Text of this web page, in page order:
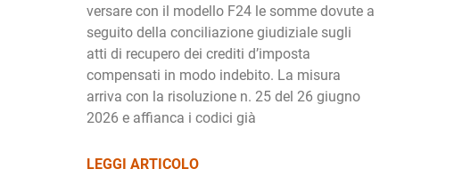
versare con il modello F24 le somme dovute a
seguito della conciliazione giudiziale sugli
atti di recupero dei crediti d’imposta
compensati in modo indebito. La misura
arriva con la risoluzione n. 25 del 26 giugno
2026 e affianca i codici già
LEGGI ARTICOLO